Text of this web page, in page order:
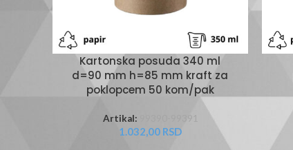
Kartonska posuda 340 ml
d=90 mm h=85 mm kraft za
poklopcem 50 kom/pak
Artikal:
1.032,00 RSD